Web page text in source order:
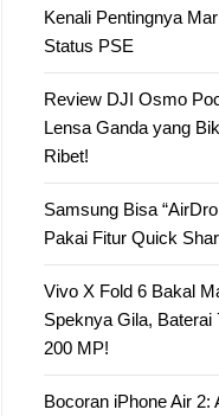
Kenali Pentingnya
Status PSE
Review DJI Osmo
Lensa Ganda yang
Ribet!
Samsung Bisa
Pakai Fitur Quick
Vivo X Fold 6 Bakal
Speknya Gila,
200 MP!
Bocoran iPhone Air 2: